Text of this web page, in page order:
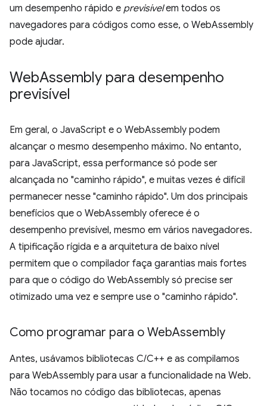
um desempenho rápido e previsívelem todos os
navegadores para códigos como esse, o WebAssembly
pode ajudar.
WebAssembly para desempenho
previsível
Em geral, o JavaScript e o WebAssembly podem
alcançar o mesmo desempenho máximo. No entanto,
para JavaScript, essa performance só pode ser
alcançada no "caminho rápido", e muitas vezes é difícil
permanecer nesse "caminho rápido". Um dos principais
benefícios que o WebAssembly oferece é o
desempenho previsível, mesmo em vários navegadores.
A tipificação rígida e a arquitetura de baixo nível
permitem que o compilador faça garantias mais fortes
para que o código do WebAssembly só precise ser
otimizado uma vez e sempre use o "caminho rápido".
Como programar para o WebAssembly
Antes, usávamos bibliotecas C/C++ e as compilamos
para WebAssembly para usar a funcionalidade na Web.
Não tocamos no código das bibliotecas, apenas